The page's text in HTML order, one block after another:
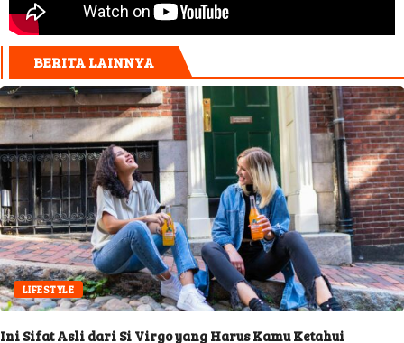
BERITA LAINNYA
LIFESTYLE
Ini Sifat Asli dari Si Virgo yang Harus Kamu Ketahui